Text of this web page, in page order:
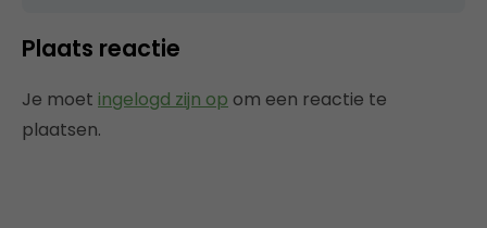
Plaats reactie
Je moet ingelogd zijn op om een reactie te
plaatsen.